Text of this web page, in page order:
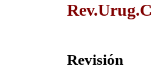
Revisión